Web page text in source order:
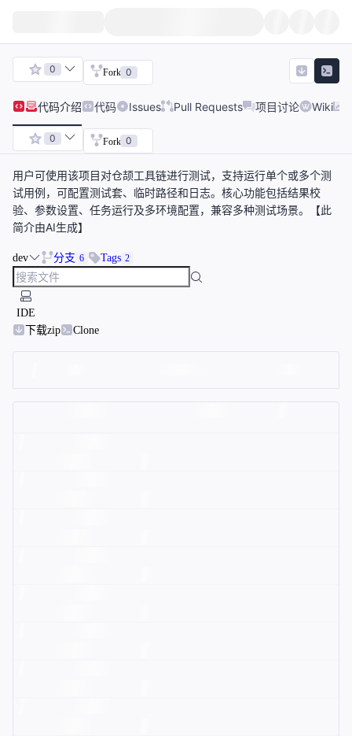
0 Fork 0
代码介绍 代码 Issues Pull Requests 项目讨论 Wiki
0 Fork 0
用户可使用该项目对仓颉工具链进行测试，支持运行单个或多个测
试用例，可配置测试套、临时路径和日志。核心功能包括结果校
验、参数设置、任务运行及多环境配置，兼容多种测试场景。【此
简介由AI生成】
dev 分支 6 Tags 2
IDE
下载zip
Clone